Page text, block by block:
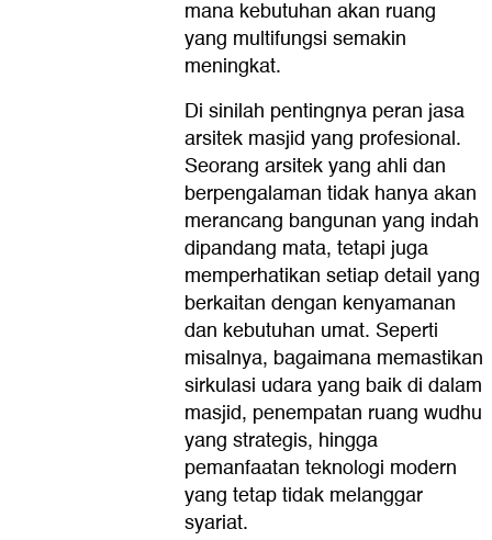
mana kebutuhan akan ruang
yang multifungsi semakin
meningkat.
Di sinilah pentingnya peran jasa
arsitek masjid yang profesional.
Seorang arsitek yang ahli dan
berpengalaman tidak hanya akan
merancang bangunan yang indah
dipandang mata, tetapi juga
memperhatikan setiap detail yang
berkaitan dengan kenyamanan
dan kebutuhan umat. Seperti
misalnya, bagaimana memastikan
sirkulasi udara yang baik di dalam
masjid, penempatan ruang wudhu
yang strategis, hingga
pemanfaatan teknologi modern
yang tetap tidak melanggar
syariat.